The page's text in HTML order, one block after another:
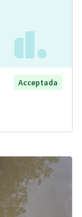
Acceptada